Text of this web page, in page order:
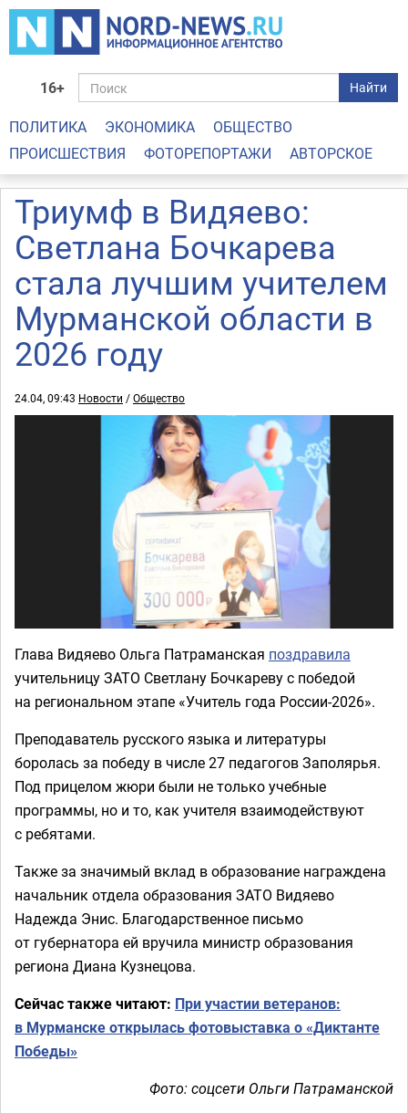
16+ Найти
ПОЛИТИКА ЭКОНОМИКА
ОБЩЕСТВО
ПРОИСШЕСТВИЯ
ФОТОРЕПОРТАЖИ АВТОРСКОЕ
Триумф в Видяево:
Светлана Бочкарева
стала лучшим учителем
Мурманской области в
2026 году
24.04, 09:43 Новости /Общество
Глава Видяево Ольга Патраманская поздравила
учительницу ЗАТО Светлану Бочкареву с победой
на региональном этапе «Учитель года России-2026».
Преподаватель русского языка и литературы
боролась за победу в числе 27 педагогов Заполярья.
Под прицелом жюри были не только учебные
программы, но и то, как учителя взаимодействуют
с ребятами.
Также за значимый вклад в образование награждена
начальник отдела образования ЗАТО Видяево
Надежда Энис. Благодарственное письмо
от губернатора ей вручила министр образования
региона Диана Кузнецова.
Сейчас также читают: При участии ветеранов:
в Мурманске открылась фотовыставка о «Диктанте
Победы»
Фото: соцсети Ольги Патраманской